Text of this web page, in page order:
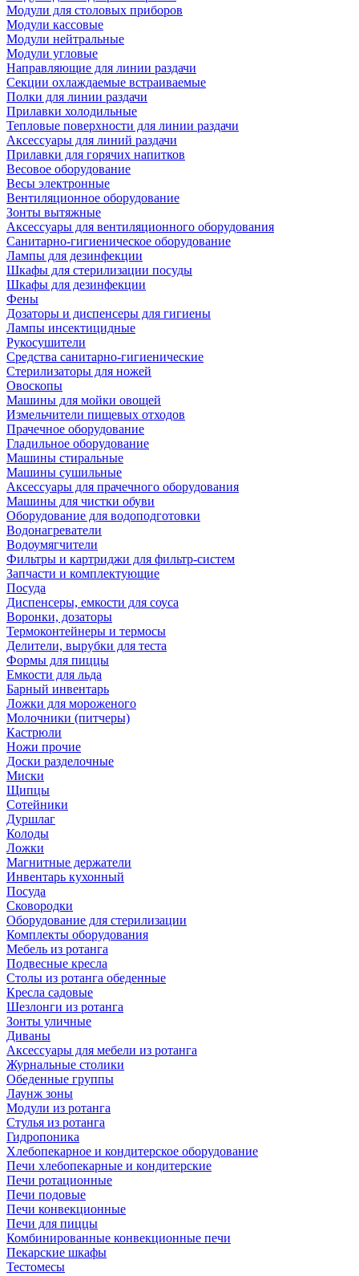
Модули для столовых приборов
Модули кассовые
Модули нейтральные
Модули угловые
Направляющие для линии раздачи
Секции охлаждаемые встраиваемые
Полки для линии раздачи
Прилавки холодильные
Тепловые поверхности для линии раздачи
Аксессуары для линий раздачи
Прилавки для горячих напитков
Весовое оборудование
Весы электронные
Вентиляционное оборудование
Зонты вытяжные
Аксессуары для вентиляционного оборудования
Санитарно-гигиеническое оборудование
Лампы для дезинфекции
Шкафы для стерилизации посуды
Шкафы для дезинфекции
Фены
Дозаторы и диспенсеры для гигиены
Лампы инсектицидные
Рукосушители
Средства санитарно-гигиенические
Стерилизаторы для ножей
Овоскопы
Машины для мойки овощей
Измельчители пищевых отходов
Прачечное оборудование
Гладильное оборудование
Машины стиральные
Машины сушильные
Аксессуары для прачечного оборудования
Машины для чистки обуви
Оборудование для водоподготовки
Водонагреватели
Водоумягчители
Фильтры и картриджи для фильтр-систем
Запчасти и комплектующие
Посуда
Диспенсеры, емкости для соуса
Воронки, дозаторы
Термоконтейнеры и термосы
Делители, вырубки для теста
Формы для пиццы
Емкости для льда
Барный инвентарь
Ложки для мороженого
Молочники (питчеры)
Кастрюли
Ножи прочие
Доски разделочные
Миски
Щипцы
Сотейники
Дуршлаг
Колоды
Ложки
Магнитные держатели
Инвентарь кухонный
Посуда
Сковородки
Оборудование для стерилизации
Комплекты оборудования
Мебель из ротанга
Подвесные кресла
Столы из ротанга обеденные
Кресла садовые
Шезлонги из ротанга
Зонты уличные
Диваны
Аксессуары для мебели из ротанга
Журнальные столики
Обеденные группы
Лаунж зоны
Модули из ротанга
Стулья из ротанга
Гидропоника
Хлебопекарное и кондитерское оборудование
Печи хлебопекарные и кондитерские
Печи ротационные
Печи подовые
Печи конвекционные
Печи для пиццы
Комбинированные конвекционные печи
Пекарские шкафы
Тестомесы